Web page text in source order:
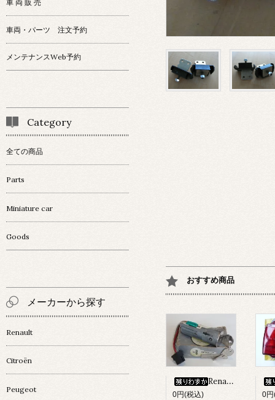
おすすめ商品
Renault 4 ｲｸﾞﾆｯｼｮﾝ・ｷｰｼﾘﾝﾀﾞｰset
0円(税込) 0
車 両 販 売
車両・パーツ 注文予約
メンテナンスWeb予約
Category
全ての商品
Parts
Miniature car
Goods
メーカーから探す
Renault
Citroën
Peugeot